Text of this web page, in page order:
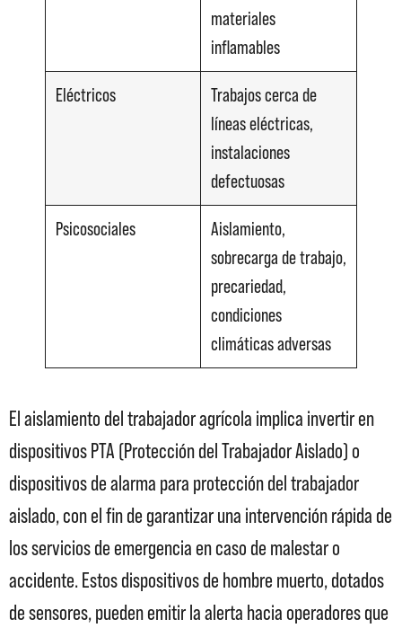
materiales
inflamables
Eléctricos
Trabajos cerca de
líneas eléctricas,
instalaciones
defectuosas
Psicosociales
Aislamiento,
sobrecarga de trabajo,
precariedad,
condiciones
climáticas adversas
El aislamiento del trabajador agrícola implica invertir en
dispositivos PTA (Protección del Trabajador Aislado) o
dispositivos de alarma para protección del trabajador
aislado, con el fin de garantizar una intervención rápida de
los servicios de emergencia en caso de malestar o
accidente. Estos dispositivos de hombre muerto, dotados
de sensores, pueden emitir la alerta hacia operadores que